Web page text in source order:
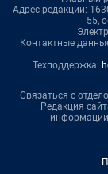
Адрес редакции:
55,
Контактные
Техподдержка:
Связаться с
Редакция